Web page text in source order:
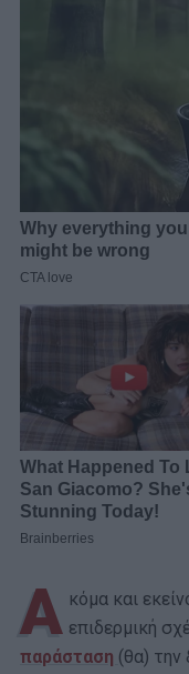
Α κόμα και
επιδερμική
παράσταση (θα) την